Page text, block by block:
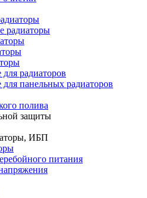
радиаторы
радиаторов
панельных радиаторов
полива
защиты
ИБП
питания